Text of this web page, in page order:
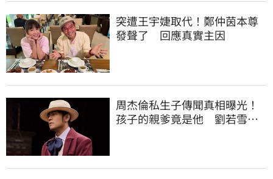
突遭王宇婕取代！鄭仲茵本尊
發聲了 回應真實主因
周杰倫私生子傳聞真相曝光！
孩子的親爹竟是他 劉若雪閨